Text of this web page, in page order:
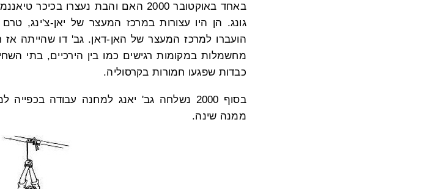
באחד באוקטובר 2000 האם והבת נעצרו
מחשמלות במקומות רגישים כמו בין הירכיים, בתי
כבדות שפגעו חמורות בקרסוליה.
בסוף 2000 נשלחה גב' יאנג למחנה עבודה
ממנה שינה.